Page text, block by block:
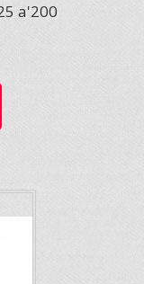
a'200